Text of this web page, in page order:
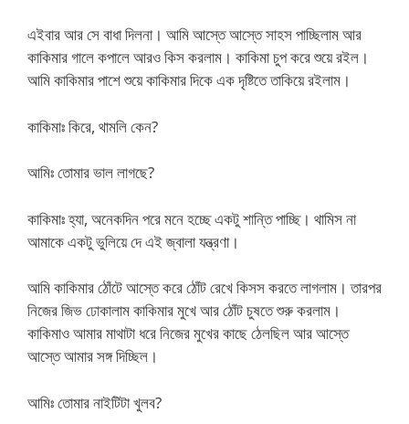
এইবার আর সে বাধা দিলনা। আমি আস্তে আস্তে সাহস পাচ্ছিলাম আর
কাকিমার গালে কপালে আরও কিস করলাম। কাকিমা চুপ করে শুয়ে রইল।
আমি কাকিমার পাশে শুয়ে কাকিমার দিকে এক দৃষ্টিতে তাকিয়ে রইলাম।
কাকিমাঃ কিরে, থামলি কেন?
আমিঃ তোমার ভাল লাগছে?
কাকিমাঃ হ্যা, অনেকদিন পরে মনে হচ্ছে একটু শান্তি পাচ্ছি। থামিস না
আমাকে একটু ভুলিয়ে দে এই জ্বালা যন্ত্রণা।
আমি কাকিমার ঠোঁটে আস্তে করে ঠোঁট রেখে কিসস করতে লাগলাম। তারপর
নিজের জিভ ঢোকালাম কাকিমার মুখে আর ঠোঁট চুষতে শুরু করলাম।
কাকিমাও আমার মাথাটা ধরে নিজের মুখের কাছে ঠেলছিল আর আস্তে
আস্তে আমার সঙ্গ দিচ্ছিল।
আমিঃ তোমার নাইটিটা খুলব?